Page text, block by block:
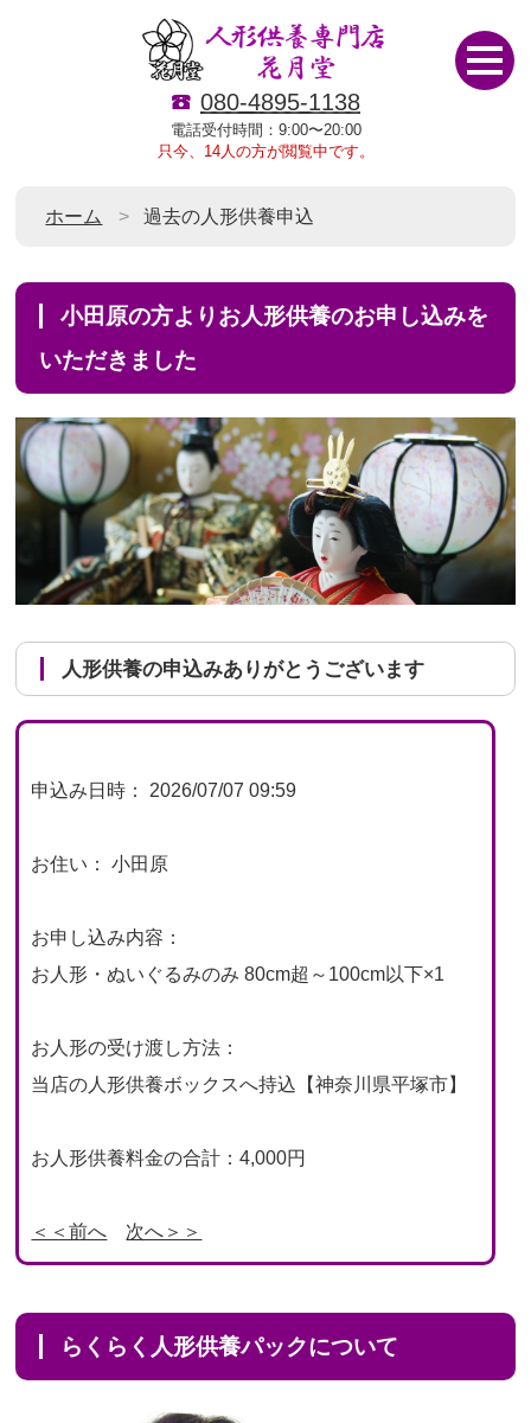
080-4895-1138
電話受付時間：9:00〜20:00
只今、14人の方が閲覧中です。
ホーム 過去の人形供養申込
小田原の方よりお人形供養のお申し込みを
いただきました
人形供養の申込みありがとうございます
申込み日時： 2026/07/07 09:59
お住い： 小田原
お申し込み内容：
お人形・ぬいぐるみのみ 80cm超～100cm以下×1
お人形の受け渡し方法：
当店の人形供養ボックスへ持込【神奈川県平塚市】
お人形供養料金の合計：4,000円
＜＜前へ 次へ＞＞
らくらく人形供養パックについて